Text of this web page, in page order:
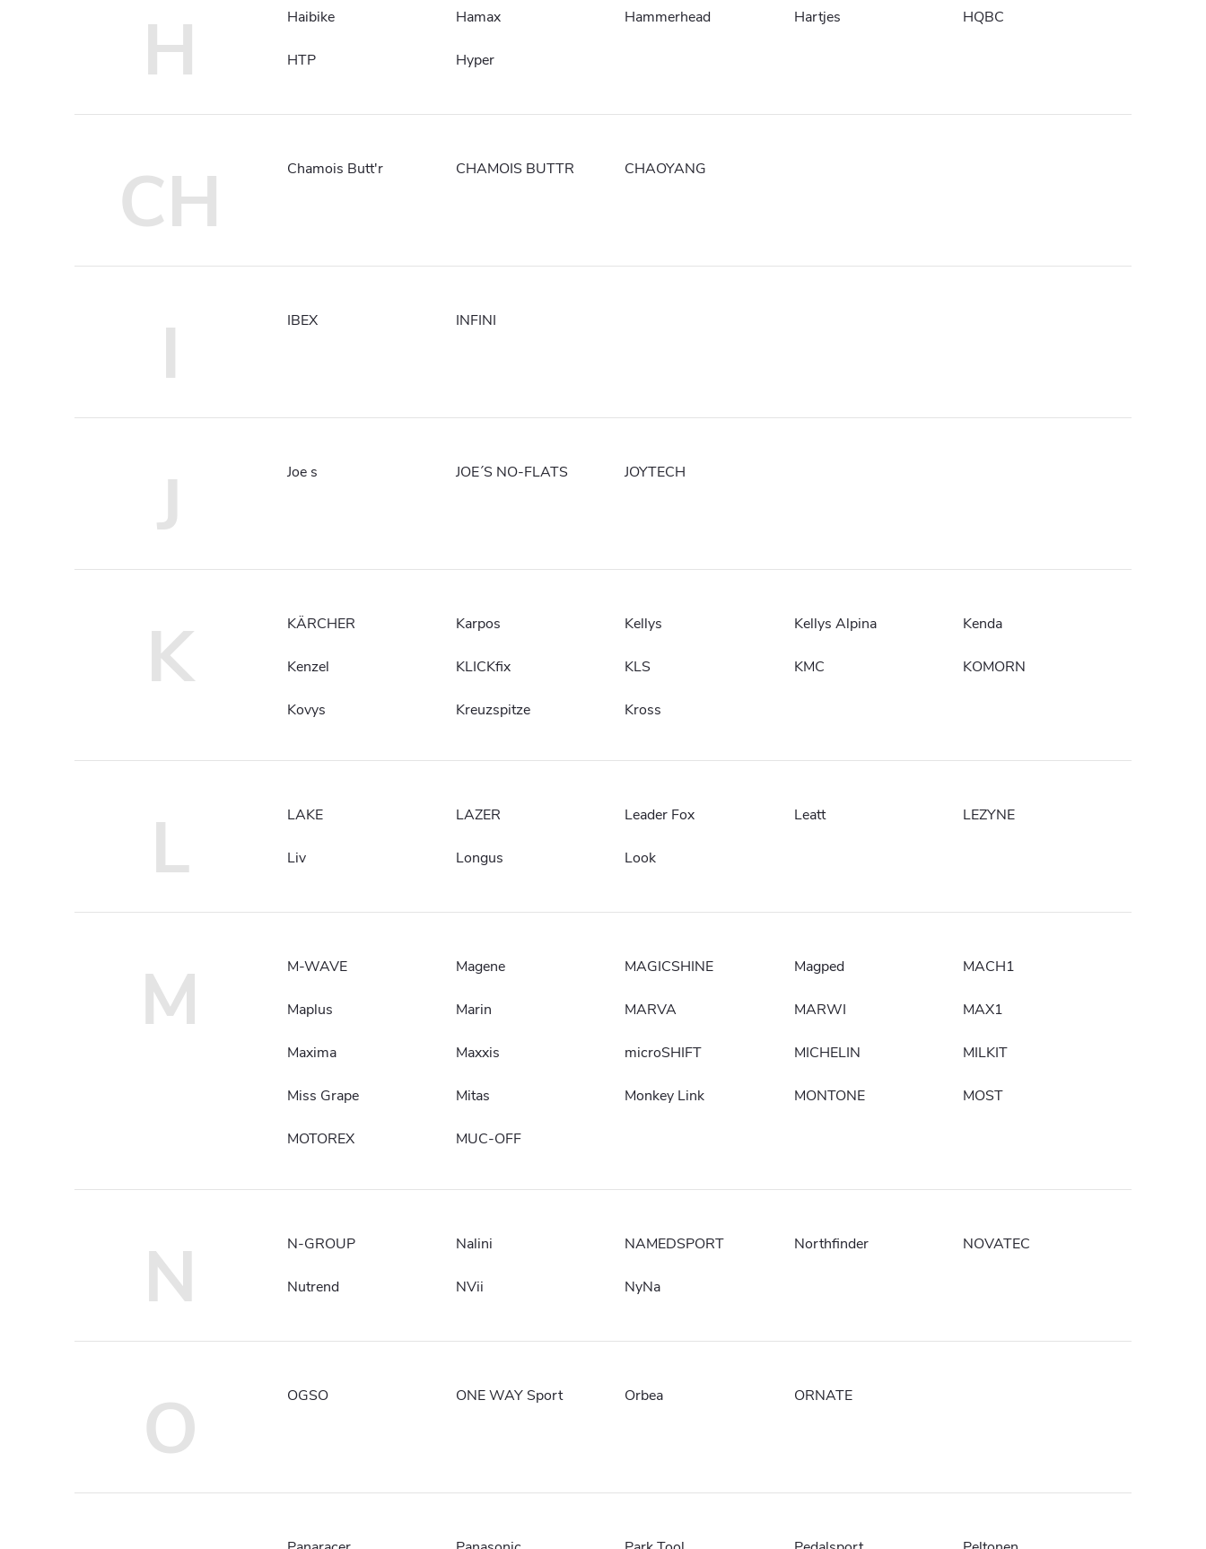
H Haibike Hamax Hammerhead Hartjes HQBC
HTP Hyper
CH Chamois Butt'r CHAMOIS BUTTR CHAOYANG
I IBEX INFINI
J Joe s JOE´S NO-FLATS JOYTECH
K KÄRCHER Karpos Kellys Kellys Alpina Kenda
Kenzel KLICKfix KLS KMC KOMORN
Kovys Kreuzspitze Kross
L LAKE LAZER Leader Fox Leatt LEZYNE
Liv Longus Look
M M-WAVE Magene MAGICSHINE Magped MACH1
Maplus Marin MARVA MARWI MAX1
Maxima Maxxis microSHIFT MICHELIN MILKIT
Miss Grape Mitas Monkey Link MONTONE MOST
MOTOREX MUC-OFF
N N-GROUP Nalini NAMEDSPORT Northfinder NOVATEC
Nutrend NVii NyNa
O OGSO ONE WAY Sport Orbea ORNATE